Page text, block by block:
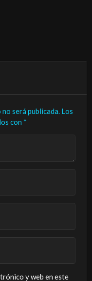
será publicada. Los
con *
y web en este